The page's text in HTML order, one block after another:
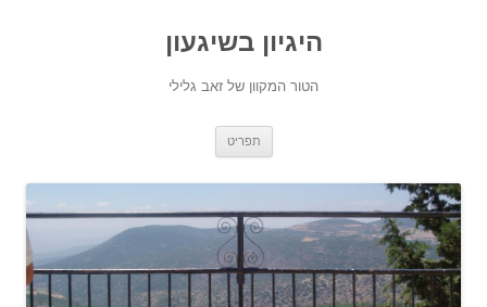
היגיון בשיגעון
הטור המקוון של זאב גלילי
תפריט